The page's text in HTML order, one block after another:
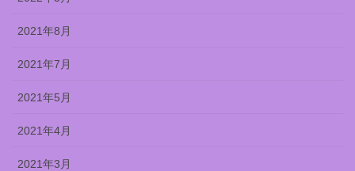
2021年8月
2021年7月
2021年5月
2021年4月
2021年3月